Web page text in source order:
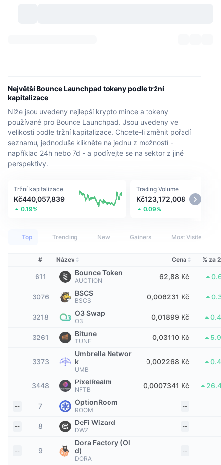
Historické snímky
Odemknutí tokenů
Aktiva skutečného světa
Trendující
Nadcházející
Nedávno přidané
Vítězové a poražení
Nejnavštěvovanější
Sentiment komunity
Žebříček chainů
Predikční trhy
Trendující
Spotový trh
Počet kryptoměn
BNB pokladny
Fear and Greed Index
Index sezóny altcoinů
Dominance Bitcoinu
Index CoinMarketCap 20
Index CoinMarketCap 100
Tooky ETF
Kryptoměnové ETF
Trendující
Nový
Průzkumník meme
Burzy
Centralizované burzy
Spot
Decentralizované burzy
Deriváty
Komunita
Feedy
Lives
API
Krypto API
Ceník
Zdroje
Dokumentace
FAQ
Integrace AI
CMC Centrum pro agenty
CMC MCP
Produkty
CMC Launch
CMC Labs
CMC Max
Hlavní zprávy
Telegram bot
Inzerovat
Webové widgety
Největší Bounce Launchpad tokeny podle tržní
kapitalizace
Níže jsou uvedeny nejlepší krypto mince a tokeny
používané pro Bounce Launchpad. Jsou uvedeny ve
velikosti podle tržní kapitalizace. Chcete-li změnit pořadí
seznamu, jednoduše klikněte na jednu z možností -
například 24h nebo 7d - a podívejte se na sektor z jiné
perspektivy.
Tržní kapitalizace
Kč440,057,839
0.19%
Trading Volume
Kč123,172,008
0.09%
Top Trending New Gainers Most Visited
# Název Cena % za
611 Bounce Token
AUCTION 62,88 Kč
3076 BSCS
BSCS 0,006231 Kč
3218 O3 Swap
O3 0,01899 Kč
3261 Bitune
TUNE 0,03110 Kč
3373
Umbrella Networ
k
UMB
0,002268 Kč
3448 PixelRealm
NFTB 0,0007341 Kč
-- 7 OptionRoom
ROOM --
-- 8 DeFi Wizard
DWZ --
-- 9
Dora Factory (Ol
d)
DORA
--